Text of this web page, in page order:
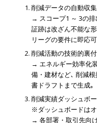
削減データの自動収
→ スコープ1 ～ 3の
証跡は改ざん不能な
リーグの要件に即応
削減活動の技術的裏
→ エネルギー効率化
備・建材など､ 削減
書ドラフトまで生成｡
削減実績ダッシュボ
※ダッシュボードは
→ 各部署・取引先向